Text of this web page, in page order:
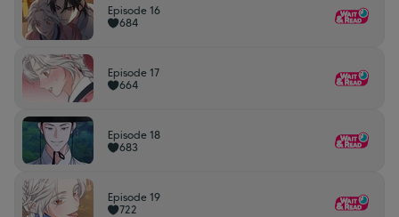
Episode 16
684
Episode 17
664
Episode 18
683
Episode 19
722